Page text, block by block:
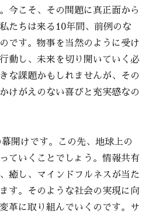
今こそ、その問題に真正面から
たちは来る10年間、前例のな
です。物事を当然のように受け
動し、未来を切り開いていく必
な課題かもしれませんが、その
けがえのない喜びと充実感なの
開けです。この先、地球上の
ていくことでしょう。情報共有
癒し、マインドフルネスが当た
す。そのような社会の実現に向
革に取り組んでいくのです。サ